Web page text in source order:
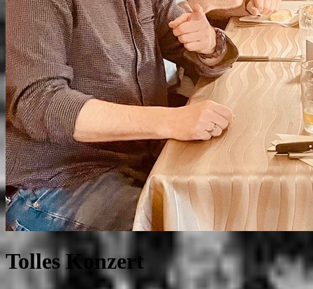
Tolles Konzert